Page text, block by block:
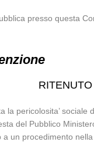
presso questa
RITENUTO
pericolosita’
del Pubblico
un procedimento